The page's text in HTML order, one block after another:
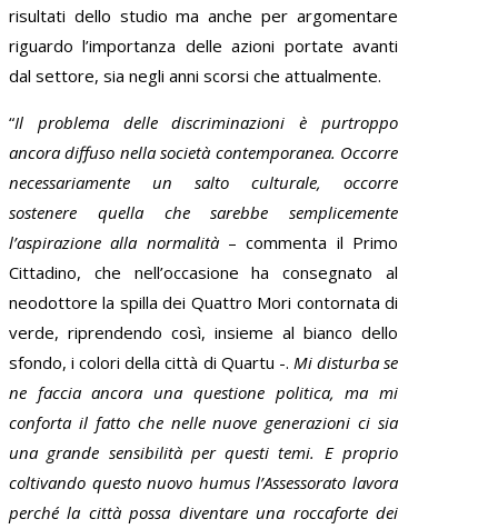
risultati dello studio ma anche per argomentare
riguardo l’importanza delle azioni portate avanti
dal settore, sia negli anni scorsi che attualmente.
“Il problema delle discriminazioni è purtroppo
ancora diffuso nella società contemporanea. Occorre
necessariamente un salto culturale, occorre
sostenere quella che sarebbe semplicemente
l’aspirazione alla normalità– commenta il Primo
Cittadino, che nell’occasione ha consegnato al
neodottore la spilla dei Quattro Mori contornata di
verde, riprendendo così, insieme al bianco dello
sfondo, i colori della città di Quartu -. Mi disturba se
ne faccia ancora una questione politica, ma mi
conforta il fatto che nelle nuove generazioni ci sia
una grande sensibilità per questi temi. E proprio
coltivando questo nuovo humus l’Assessorato lavora
perché la città possa diventare una roccaforte dei